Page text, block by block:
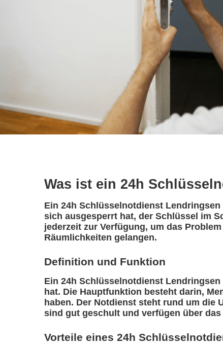
Was ist ein 24h
Ein 24h Schlüsselnotdienst
sich ausgesperrt hat, der Schlüssel im
jederzeit zur Verfügung, um das
Räumlichkeiten gelangen.
Definition und Funktion
Ein 24h Schlüsselnotdienst
hat. Die Hauptfunktion besteht darin,
haben. Der Notdienst steht rund um die
sind gut geschult und verfügen über
Vorteile eines 24h